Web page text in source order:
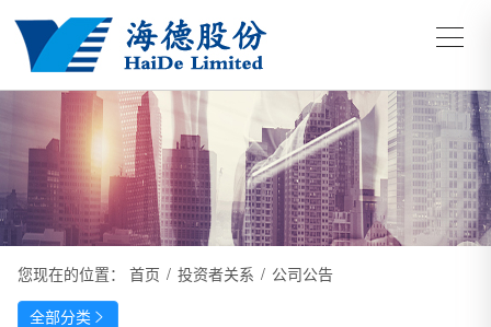
您现在的位置： 首页 / 投资者关系 / 公司公告
全部分类